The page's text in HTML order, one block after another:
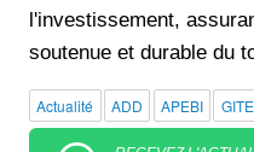
l'investissement,
soutenue et durable du
Actualité ADD APEBI